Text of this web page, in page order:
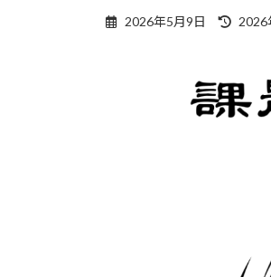
2026年5月9日
最
日
時
2026